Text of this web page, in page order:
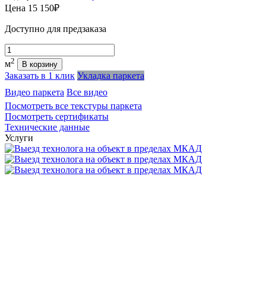
Цена 15 150₽
Доступно для предзаказа
Количество
м2 В корзину
Заказать в 1 клик Укладка паркета
Видео паркета Все видео
Посмотреть все текстуры паркета
Посмотреть сертификаты
Технические данные
Услуги